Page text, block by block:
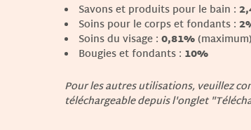
Savons et produits pour le bain :
Soins pour le corps et fondants :
Soins du visage : 0,81%(maximum)
Bougies et fondants : 10%
Pour les autres utilisations, veuillez
téléchargeable depuis l'onglet